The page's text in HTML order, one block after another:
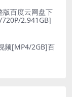
版百度云网盘下
2.941GB]
频[MP4/2GB]百